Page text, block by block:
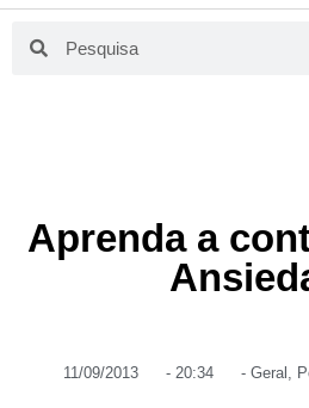
Aprenda a
11/09/2013 - 20:34 - Geral ,